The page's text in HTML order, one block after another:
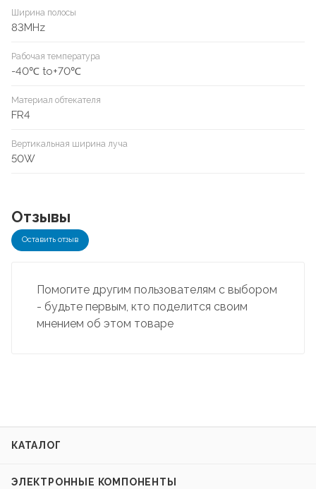
Ширина полосы
83MHz
Рабочая температура
-40℃ to+70℃
Материал обтекателя
FR4
Вертикальная ширина луча
50W
Отзывы
Оставить отзыв
Помогите другим пользователям с выбором
- будьте первым, кто поделится своим
мнением об этом товаре
КАТАЛОГ
ЭЛЕКТРОННЫЕ КОМПОНЕНТЫ